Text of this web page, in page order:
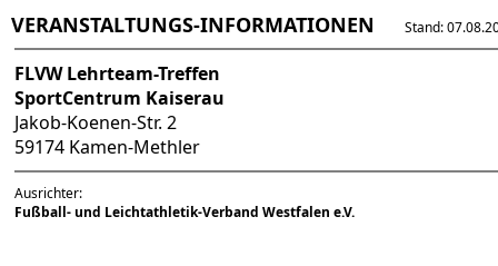
VERANSTALTUNGS-INFORMATIONEN Stand:
FLVW Lehrteam-Treffen
SportCentrum Kaiserau
Jakob-Koenen-Str. 2
59174 Kamen-Methler
Ausrichter:
Fußball- und Leichtathletik-Verband Westfalen e.V.